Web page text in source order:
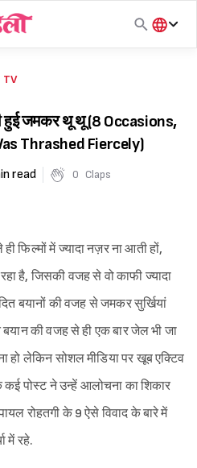
हिंदी
TV
हुई जमकर थू थू (8 Occasions,
Thrashed Fiercely)
read 0 Claps
फिल्मों में ज्यादा नज़र ना आती हों,
है, जिसकी वजह से वो काफी ज्यादा
बयानों की वजह से जमकर सुर्खियां
बयान की वजह से ही एक बार जेल भी जा
हो लेकिन सोशल मीडिया पर खूब एक्टिव
कई पोस्ट ने उन्हें आलोचना का शिकार
रोहतगी के 9 ऐसे विवाद के बारे में
में रहे.